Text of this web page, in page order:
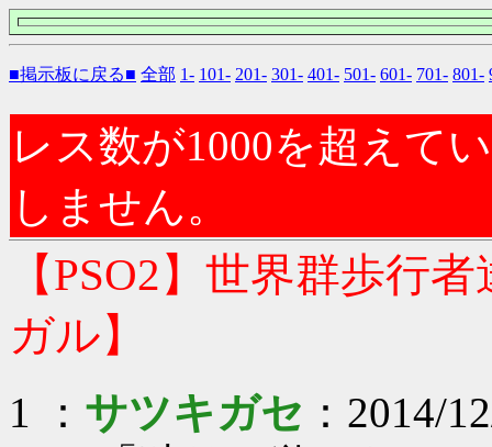
■掲示板に戻る■ 全部 1- 101- 201- 301- 401- 501- 601- 701- 801-
レス数が1000を超えて
しません。
【PSO2】世界群歩行
ガル】
1 ： サツキガセ ：2014/